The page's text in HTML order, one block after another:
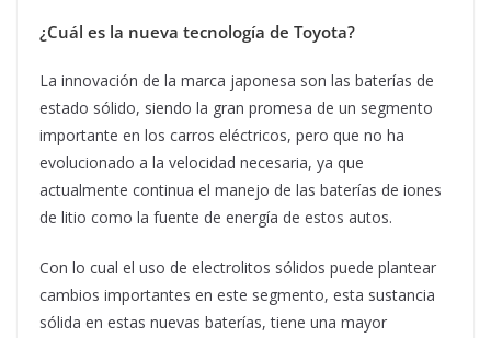
¿Cuál es la nueva tecnología de Toyota?
La innovación de la marca japonesa son las baterías de
estado sólido, siendo la gran promesa de un segmento
importante en los carros eléctricos, pero que no ha
evolucionado a la velocidad necesaria, ya que
actualmente continua el manejo de las baterías de iones
de litio como la fuente de energía de estos autos.
Con lo cual el uso de electrolitos sólidos puede plantear
cambios importantes en este segmento, esta sustancia
sólida en estas nuevas baterías, tiene una mayor